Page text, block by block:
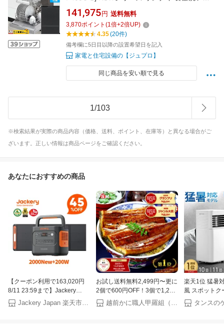
燥機 ドアパネルタイプ ディープタイプ ブラッ
ク(ツヤ消) 化粧パネル付属 【楽天リフォーム認
定商品】 【クーポン有★2026/8/17迄】
141,975 円 送料無料
3,870ポイント (1倍+2倍UP)
4.35(20件)
備考欄に5日目以降の設置希望日を記入
家電と住宅設備の【ジュプロ】
同じ商品を安い順で見る
1/103
※検索結果が実際の商品内容（価格、送料、ポイント、在庫等）と異なる場合がご
ざいます。正しい情報は商品ページをご確認ください。
あなたにおすすめの商品
【クーポン利用で163,020円
8/11 23:59まで】Jackery
Solar Generator 2000 New
2042Wh 200W ポータブル電
Jackery Japan 楽天市場店
お試し送料無料2,499円〜更に
2個で600円OFF！3個で1,200
円OFF！4個で2,000円OFF！
楽天グルメ大賞受賞！楽天1位
越前かに職人甲羅組（DENSHOKU）
楽天1位 猛暑
風 スポットク
トカバー付 窓
し窓 テラス窓